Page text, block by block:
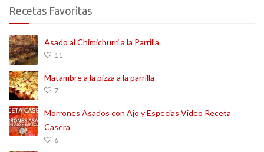
Recetas Favoritas
Asado al Chimichurri a la Parrilla
11
Matambre a la pizza a la parrilla
7
Morrones Asados con Ajo y Especias Video Receta
Casera
6